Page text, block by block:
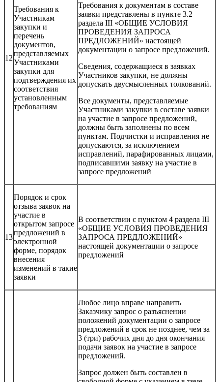
12
Требования к
Участникам
закупки и
перечень
документов,
представляемых
Участниками
закупки для
подтверждения их
соответствия
установленным
требованиям
Требования к документам в составе
заявки представлены в пункте 3.2
раздела III «ОБЩИЕ УСЛОВИЯ
ПРОВЕДЕНИЯ ЗАПРОСА
ПРЕДЛОЖЕНИЙ» настоящей
документации о запросе предложений.
Сведения, содержащиеся в заявках
Участников закупки, не должны
допускать двусмысленных толкований.
Все документы, представляемые
Участниками закупки в составе заявки
на участие в запросе предложений,
должны быть заполнены по всем
пунктам. Подчистки и исправления не
допускаются, за исключением
исправлений, парафированных лицами,
подписавшими заявку на участие в
запросе предложений
13
Порядок и срок
отзыва заявок на
участие в
открытом запросе
предложений в
электронной
форме, порядок
внесения
изменений в такие
заявки
В соответствии с пунктом 4 раздела III
«ОБЩИЕ УСЛОВИЯ ПРОВЕДЕНИЯ
ЗАПРОСА ПРЕДЛОЖЕНИЙ»
настоящей документации о запросе
предложений
Любое лицо вправе направить
Заказчику запрос о разъяснении
положений документации о запросе
предложений в срок не позднее, чем за
3 (три) рабочих дня до дня окончания
подачи заявок на участие в запросе
предложений.
Запрос должен быть составлен в